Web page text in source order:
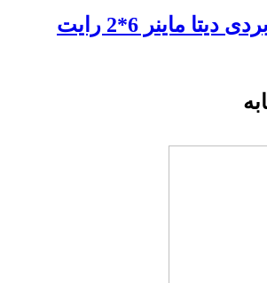
ماینر 6*2 رایت